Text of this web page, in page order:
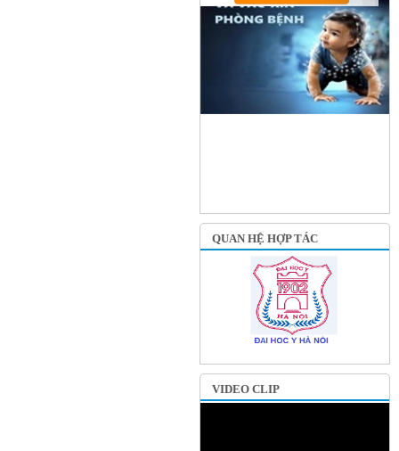
QUAN HỆ HỢP TÁC
VIDEO CLIP